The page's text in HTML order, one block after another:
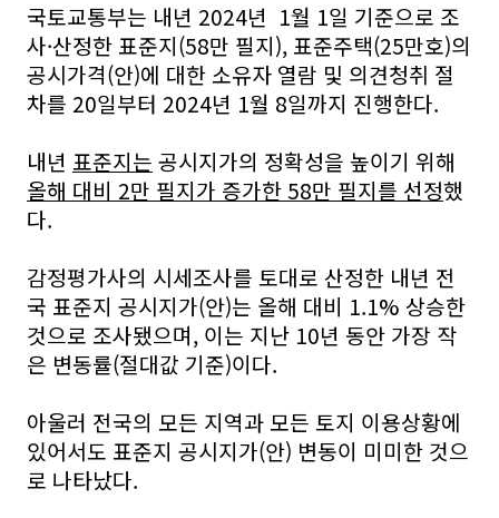
국토교통부는 내년 2024년 1월 1일 기준으로 조
사·산정한 표준지(58만 필지), 표준주택(25만호)의
공시가격(안)에 대한 소유자 열람 및 의견청취 절
차를 20일부터 2024년 1월 8일까지 진행한다.
내년 표준지는 공시지가의 정확성을 높이기 위해
올해 대비 2만 필지가 증가한 58만 필지를 선정했
다.
감정평가사의 시세조사를 토대로 산정한 내년 전
국 표준지 공시지가(안)는 올해 대비 1.1% 상승한
것으로 조사됐으며, 이는 지난 10년 동안 가장 작
은 변동률(절대값 기준)이다.
아울러 전국의 모든 지역과 모든 토지 이용상황에
있어서도 표준지 공시지가(안) 변동이 미미한 것으
로 나타났다.